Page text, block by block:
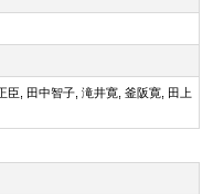
臣, 田中智子, 滝井寛, 釜阪寛, 田上